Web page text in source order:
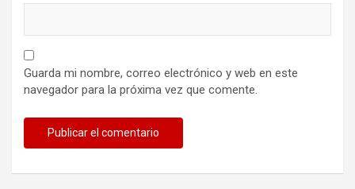
Guarda mi nombre, correo electrónico y web en este
navegador para la próxima vez que comente.